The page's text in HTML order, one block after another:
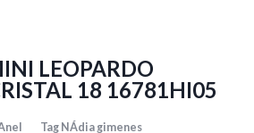
LEOPARDO
18 16781HI05
Tag NÁdia gimenes